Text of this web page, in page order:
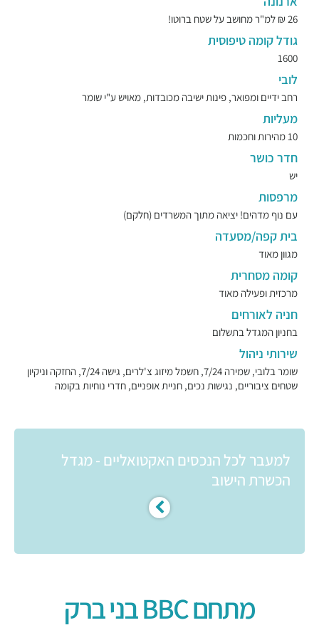
26 ₪ למ"ר מחושב על שטח ברוטו!
גודל קומה טיפוסית
1600
לובי
רחב ידיים ומפואר, פינות ישיבה מכובדות, מאויש ע"י שומר
מעליות
10 מהירות וחכמות
חדר כושר
יש
מרפסות
עם נוף מדהים! יציאה מתוך המשרדים (חלקם)
בית קפה/מסעדה
מגוון מאוד
קומה מסחרית
מרכזית ופעילה מאוד
חניה לאורחים
בחניון המגדל בתשלום
שירותי ניהול
שומר בלובי, שמירה 7/24, חשמל מיזוג צ'לרים, גישה 7/24, החזקה וניקיון
שטחים ציבוריים, נגישות נכים, חניית אופניים, חדרי נוחיות בקומה
למעבר לכל הנכסים האקטואליים - מגדל
הכשרת הישוב
מתחם BBC בני ברק